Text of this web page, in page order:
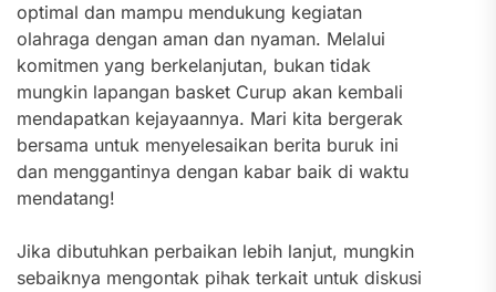
optimal dan mampu mendukung kegiatan
olahraga dengan aman dan nyaman. Melalui
komitmen yang berkelanjutan, bukan tidak
mungkin lapangan basket Curup akan kembali
mendapatkan kejayaannya. Mari kita bergerak
bersama untuk menyelesaikan berita buruk ini
dan menggantinya dengan kabar baik di waktu
mendatang!
Jika dibutuhkan perbaikan lebih lanjut, mungkin
sebaiknya mengontak pihak terkait untuk diskusi